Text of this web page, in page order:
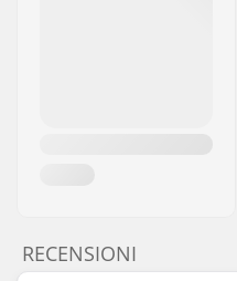
RECENSIONI